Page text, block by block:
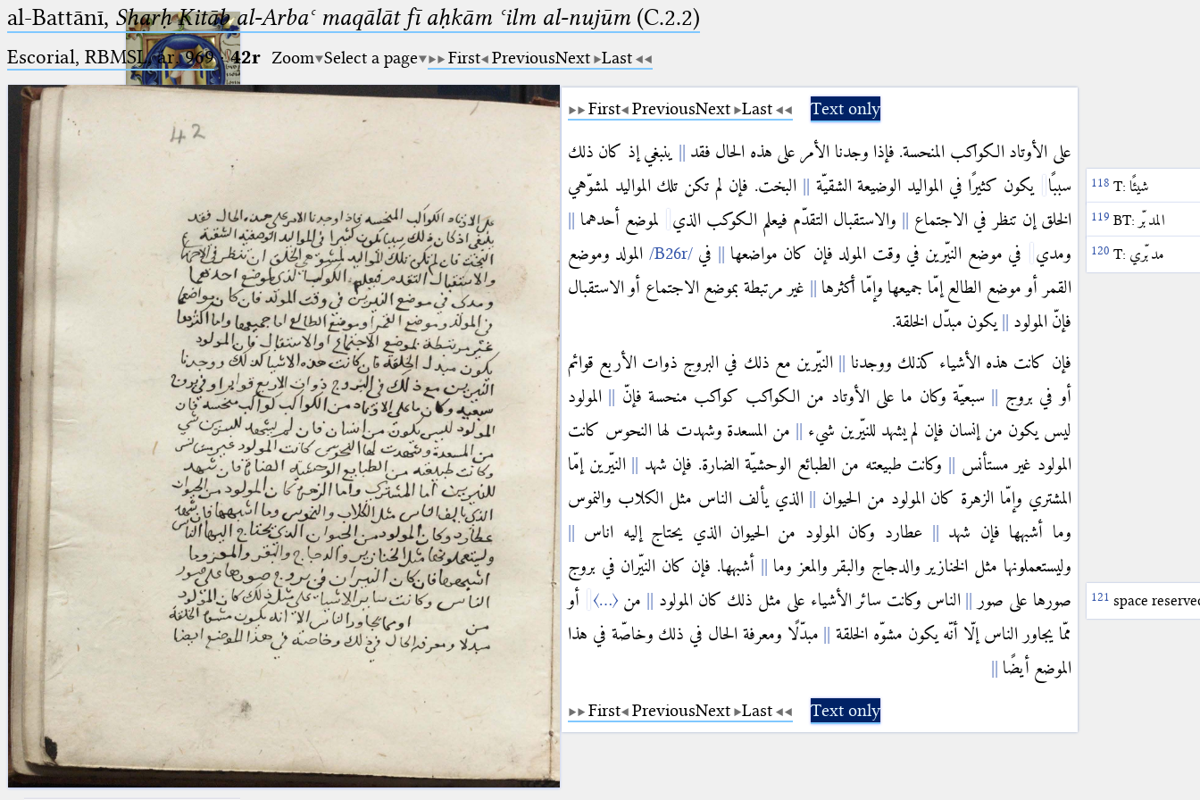
Ptolemaeus
Arabus et Latinus
(the underscore) is the placeholder
for exactly one character.
(the percent sign) is the
placeholder for no, one or more
placeholder for no, one or more
than one character, but not for
blank space (so that a search ends
at word boundaries).
🔎︎
Start
Project
Team
News
Jobs
Publications
Conference
Arabic Works
Arabic Manuscripts
Latin Works
Latin Manuscripts
Latin Early Prints
Images
Texts
Glossary
Resources
al-Battānī, Sharḥ Kitāb al-Arbaʿ maqālāt fī aḥkām ʿilm al-nujūm (C.2.2)
Escorial, RBMSL, ár. 969·42r Zoom Select a page First PreviousNext Last
First PreviousNext Last Text only
على الأوتاد الكواكب المنحسة. فإذا وجدنا الأمر على هذه الحال فقد
ينبغي إذ كان ذلك
سببًا
T: شيئًا يكون كثيرًا في المواليد الوضيعة الشقيّة
البخت. فإن لم تكن تلك المواليد لمشوّهي
الخلق إن تنظر في الاجتماع
والاستقبال التقدّم فيعلم الكوكب الذي BT: المدبّر
لموضع أحدهما
ومدي
T: مدبّري في موضع النيّرين في وقت المولد فإن كان مواضعها في
المولد وموضع
القمر أو موضع الطالع إمّا جميعها وإمّا أكثرها
غير مرتبطة بموضع الاجتماع أو الاستقبال
فإنّ المولود
يكون مبدّل الخلقة.
فإن كانت هذه الأشياء كذلك ووجدنا
النيّرين مع ذلك في البروج ذوات الأربع قوائم
أو في بروج
سبعيّة وكان ما على الأوتاد من الكواكب كواكب منحسة فإنّ
المولود
ليس يكون من إنسان فإن لم يشهد للنيّرين شيء
من المسعدة وشهدت لها النحوس كانت
المولود غير مستأنس
وكانت طبيعته من الطبائع الوحشيّة الضارة. فإن شهد
النيّرين إمّا
المشتري وإمّا الزهرة كان المولود من الحيوان
الذي يألف الناس مثل الكلاب والنموس
وما أشبهها فإن شهد
عطارد وكان المولود من الحيوان الذي يحتاج إليه اناس
وليستعملونها مثل الخنازير والدجاج والبقر والمعز وما
أشبهها. فإن كان النيّران في بروج
صورها على صور
الناس وكانت سائر الأشياء على مثل ذلك كان المولود من 〈
…
〉 space
أو
ممّا يجاور الناس إلّا أنّه يكون مشوّه الخلقة
مبدّلًا ومعرفة الحال في ذلك وخاصّة في هذا
الموضع أيضًا
First PreviousNext Last Text only